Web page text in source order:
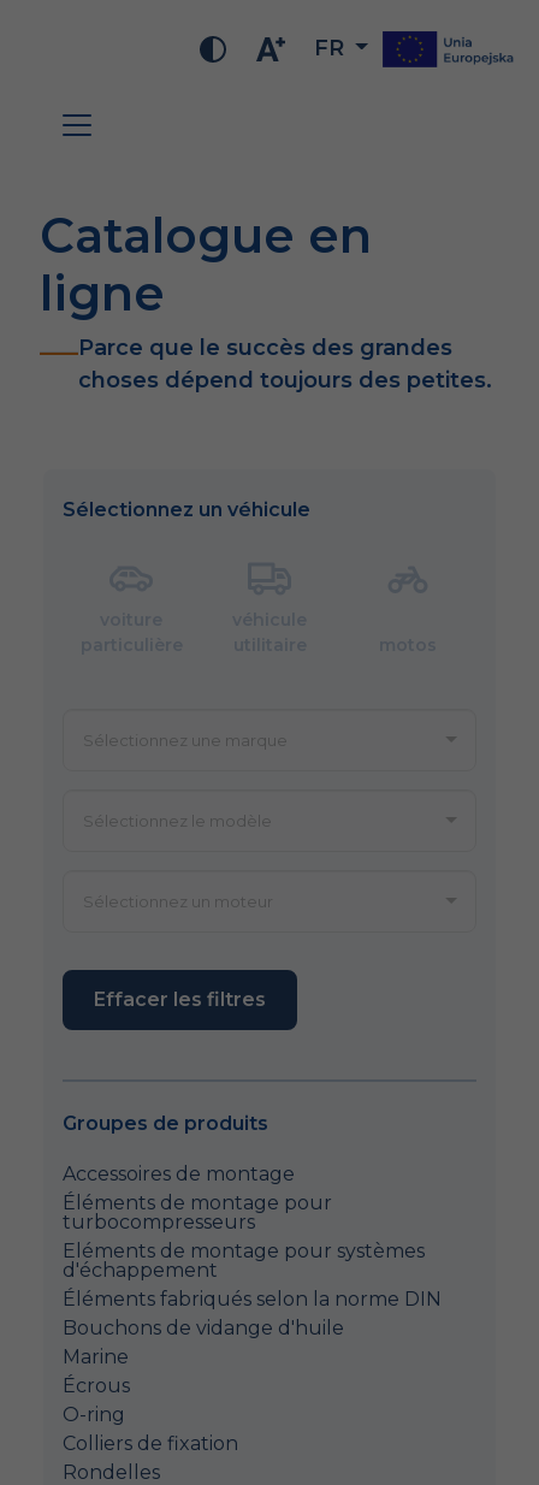
FR
Catalogue en
ligne
Parce que le succès des grandes
choses dépend toujours des petites.
Sélectionnez un véhicule
Effacer les filtres
Groupes de produits
Accessoires de montage
Éléments de montage pour
turbocompresseurs
Eléments de montage pour systèmes
d'échappement
Éléments fabriqués selon la norme DIN
Bouchons de vidange d'huile
Marine
Écrous
O-ring
Colliers de fixation
Rondelles